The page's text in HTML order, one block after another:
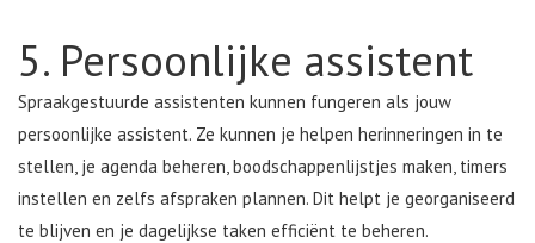
5. Persoonlijke assistent
Spraakgestuurde assistenten kunnen fungeren als jouw
persoonlijke assistent. Ze kunnen je helpen herinneringen in te
stellen, je agenda beheren, boodschappenlijstjes maken, timers
instellen en zelfs afspraken plannen. Dit helpt je georganiseerd
te blijven en je dagelijkse taken efficiënt te beheren.